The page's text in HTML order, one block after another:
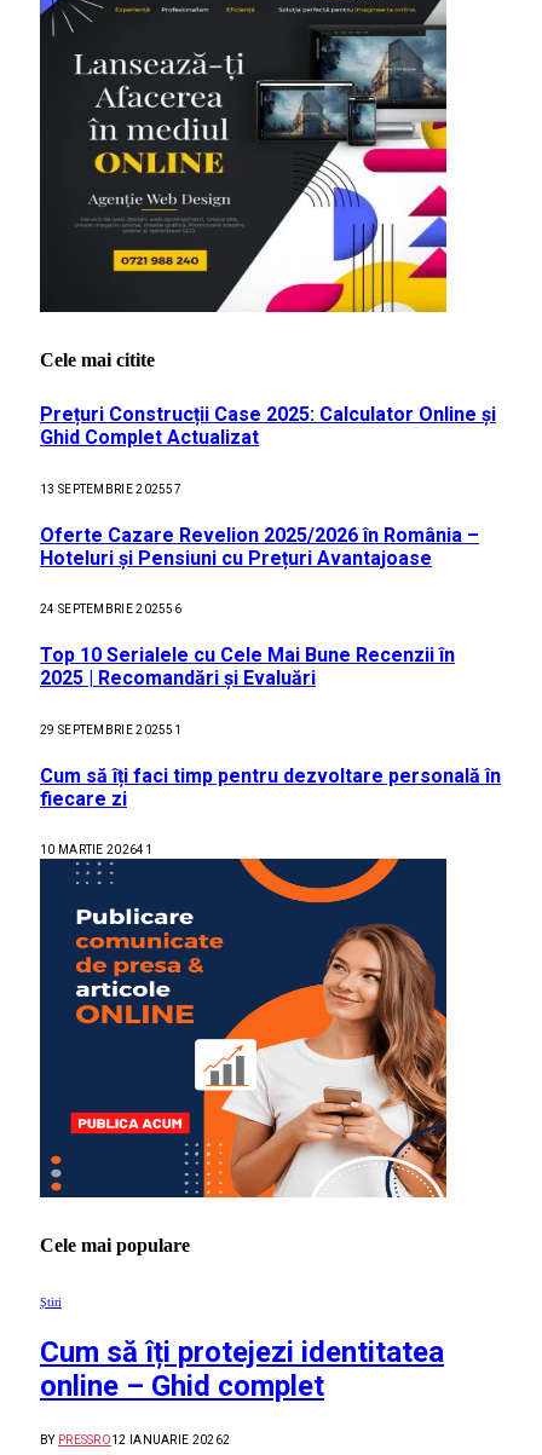
Cele mai citite
Prețuri Construcții Case 2025: Calculator Online și
Ghid Complet Actualizat
13 SEPTEMBRIE 202557
Oferte Cazare Revelion 2025/2026 în România –
Hoteluri și Pensiuni cu Prețuri Avantajoase
24 SEPTEMBRIE 202556
Top 10 Serialele cu Cele Mai Bune Recenzii în
2025 | Recomandări și Evaluări
29 SEPTEMBRIE 202551
Cum să îți faci timp pentru dezvoltare personală în
fiecare zi
10 MARTIE 202641
Cele mai populare
Știri
Cum să îți protejezi identitatea
online – Ghid complet
BY PRESSRO12 IANUARIE 20262